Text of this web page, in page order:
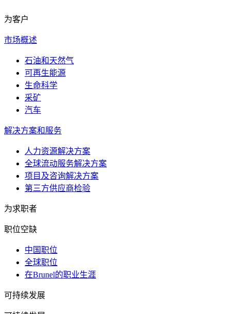
为客户
市场概述
石油和天然气
可再生能源
生命科学
采矿
汽车
解决方案和服务
人力资源解决方案
全球流动服务解决方案
项目及咨询解决方案
第三方供应商检验
为求职者
职位空缺
中国职位
全球职位
在Brunel的职业生涯
可持续发展